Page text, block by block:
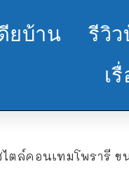
ยบ้าน รีวิ
เ
ตล์คอนเทมโพรารี ข